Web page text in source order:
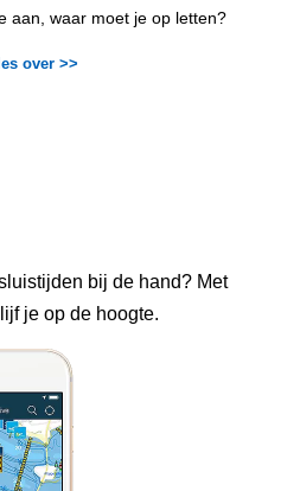
aan, waar moet je op letten?
over >>
bij de hand? Met
je op de hoogte.